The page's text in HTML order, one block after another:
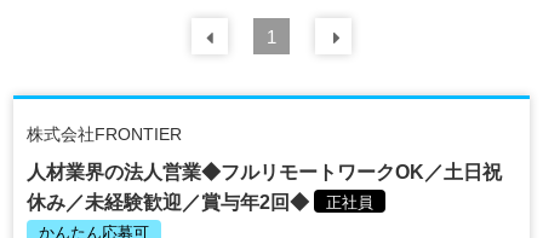
前の 件
1
株式会社FRONTIER
人材業界の法人営業◆フルリモートワークOK／土日祝
休み／未経験歓迎／賞与年2回◆
正社員
かんたん応募可